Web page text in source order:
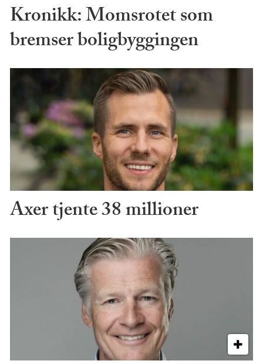
Kronikk: Momsrotet som
bremser boligbyggingen
Axer tjente 38 millioner